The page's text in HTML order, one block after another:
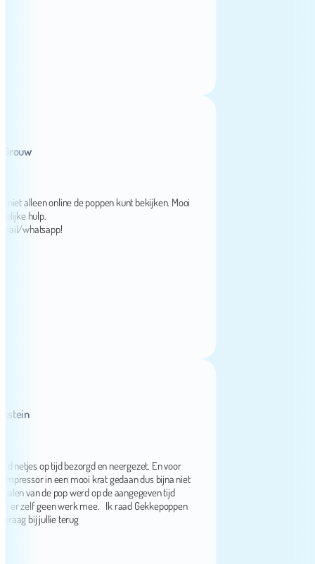
online de poppen kunt bekijken. Mooi
hulp.
op tijd bezorgd en neergezet. En voor
in een mooi krat gedaan dus bijna niet
de pop werd op de aangegeven tijd
geen werk mee. Ik raad Gekkepoppen
bij jullie terug